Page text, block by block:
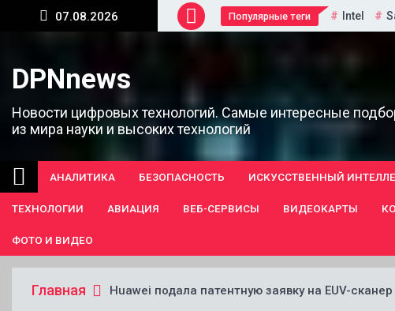
Перейти
07.08.2026 Популярные теги Intel
DPNnews
Новости цифровых технологий. Самые интересные
из мира науки и высоких технологий
АНАЛИТИКА БЕЗОПАСНОСТЬ ИСКУССТВЕННЫЙ
ТЕХНОЛОГИИ АВИАЦИЯ ВЕБ-СЕРВИСЫ ВИДЕОКАРТЫ
ФОТО И ВИДЕО
Главная Huawei подала патентную заявку на EUV-